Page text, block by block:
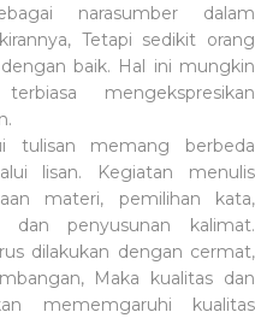
narasumber dalam
Tetapi sedikit orang
baik. Hal ini mungkin
mengekspresikan
tulisan memang berbeda
lisan. Kegiatan menulis
materi, pemilihan kata,
dan penyusunan kalimat.
dilakukan dengan cermat,
Maka kualitas dan
mememgaruhi kualitas